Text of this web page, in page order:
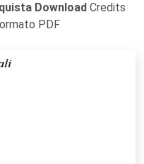
Download Credits
PDF